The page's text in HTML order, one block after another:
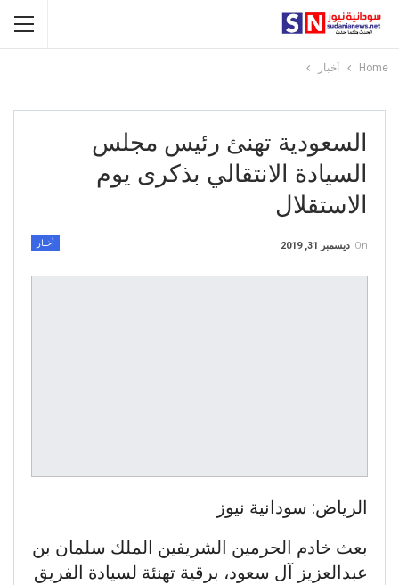
Home أخبار
السعودية تهنئ رئيس مجلس
السيادة الانتقالي بذكرى يوم
الاستقلال
أخبار On ديسمبر 31, 2019
الرياض: سودانية نيوز
بعث خادم الحرمين الشريفين الملك سلمان بن
عبدالعزيز آل سعود، برقية تهنئة لسيادة الفريق